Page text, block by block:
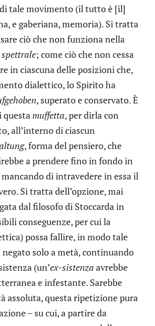
tale movimento (il tutto è [il]
e gaberiana, memoria). Si tratta
ciò che non funziona nella
spettrale; come ciò che non cessa
in ciascuna delle posizioni che,
dialettico, lo Spirito ha
, superato e conservato. È
questamuffetta, per dirla con
all’interno di ciascun
, forma del pensiero, che
a prendere fino in fondo in
di intravedere in essa il
Si tratta dell’opzione, mai
dal filosofo di Stoccarda in
conseguenze, per cui la
possa fallire, in modo tale
negato solo a metà, continuando
(un’ex-sistenza avrebbe
e infestante. Sarebbe
assoluta, questa ripetizione pura
– su cui, a partire da